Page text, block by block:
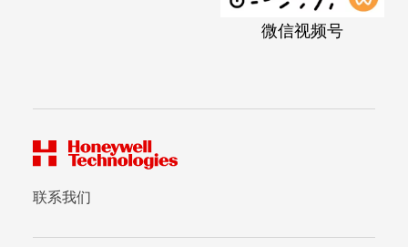
微信视频号
联系我们